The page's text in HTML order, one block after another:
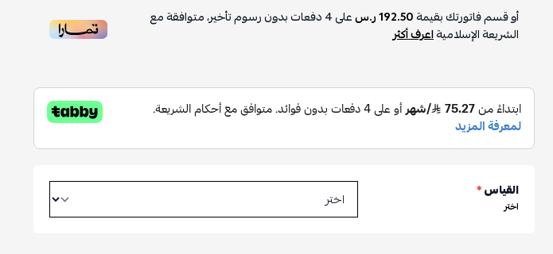
أو قسم فاتورتك بقيمة192.50 ر.س على4دفعات بدون رسوم تأخير، متوافقة مع
الشريعة الإسلاميةاعرف أكثر
القياس*
اختر